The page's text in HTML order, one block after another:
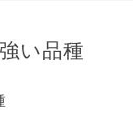
い品種